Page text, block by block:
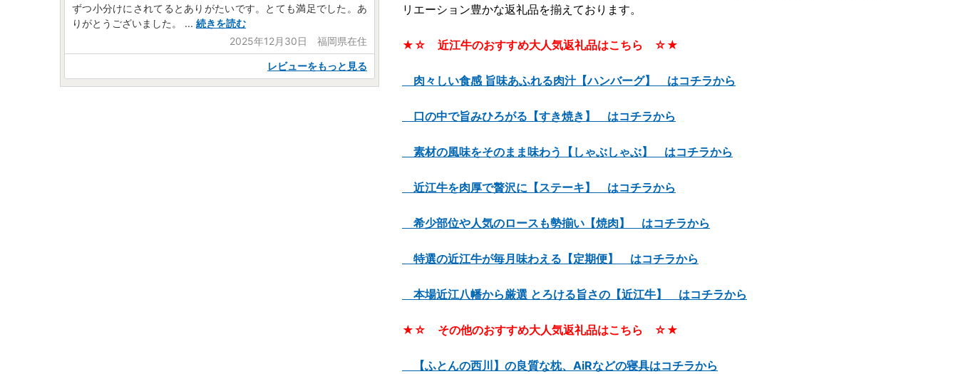
リエーション豊かな返礼品を揃えております。
★☆ 近江牛のおすすめ大人気返礼品はこちら ☆★
肉々しい食感 旨味あふれる肉汁【ハンバーグ】 はコチラから
口の中で旨みひろがる【すき焼き】 はコチラから
素材の風味をそのまま味わう【しゃぶしゃぶ】 はコチラから
近江牛を肉厚で贅沢に【ステーキ】 はコチラから
希少部位や人気のロースも勢揃い【焼肉】 はコチラから
特選の近江牛が毎月味わえる【定期便】 はコチラから
本場近江八幡から厳選 とろける旨さの【近江牛】 はコチラから
★☆ その他のおすすめ大人気返礼品はこちら ☆★
【ふとんの西川】の良質な枕、AiRなどの寝具はコチラから
ずつ小分けにされてるとありがたいです。とても満足でした。あ
りがとうございました。
... 続きを読む
2025年12月30日 福岡県在住
レビューをもっと見る